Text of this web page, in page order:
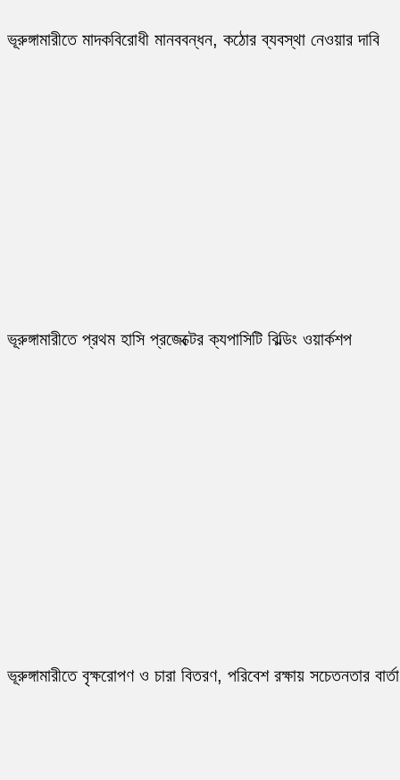
ভূরুঙ্গামারীতে মাদকবিরোধী মানববন্ধন, কঠোর ব্যবস্থা নেওয়ার দাবি
ভূরুঙ্গামারীতে প্রথম হাসি প্রজেক্টের ক্যপাসিটি বিল্ডিং ওয়ার্কশপ
ভূরুঙ্গামারীতে বৃক্ষরোপণ ও চারা বিতরণ, পরিবেশ রক্ষায় সচেতনতার বার্তা